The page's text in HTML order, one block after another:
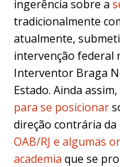
ingerência sobre a
tradicionalmente
atualmente,
intervenção federal
Interventor Braga
Estado. Ainda
para se posicionar
direção contrária da
OAB/RJ e algumas
academia que se